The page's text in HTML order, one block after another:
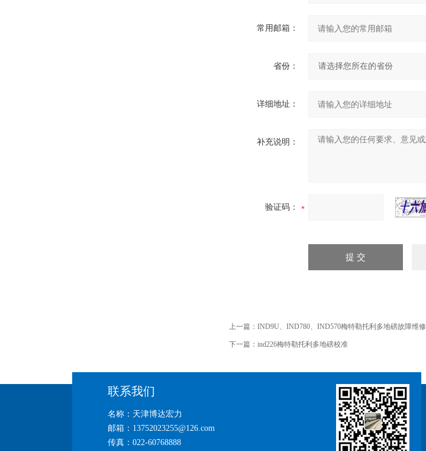
常用邮箱：
省份：
详细地址：
补充说明：
验证码：
上一篇： IND9U、IND780、IND570梅特勒托利多地磅故障维修
下一篇： ind226梅特勒托利多地磅校准
联系我们
名称：天津博达宏力
邮箱：13752023255@126.com
传真：022-60768888